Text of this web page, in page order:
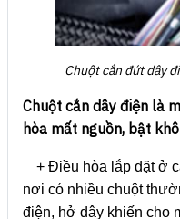
Chuột cắn đứt dây
Chuột cắn dây điện là
hòa mất nguồn, bật
+ Điều hòa lắp đặt ở
nơi có nhiều chuột
điện, hở dây khiến cho